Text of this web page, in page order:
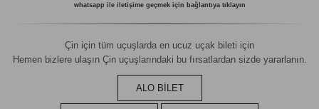
whatsapp ile iletişime geçmek için bağlantıya tıklayın
Çin için tüm uçuşlarda en ucuz uçak bileti için
Hemen bizlere ulaşın Çin uçuşlarındaki bu fırsatlardan sizde yararlanın.
ALO BİLET